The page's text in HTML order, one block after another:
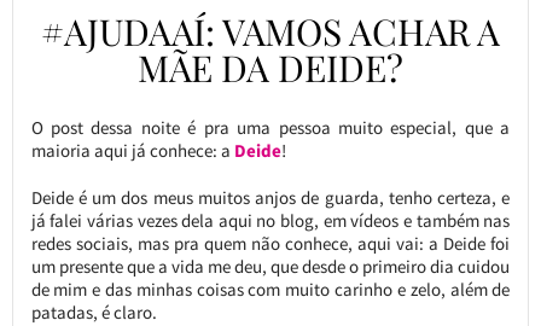
#AJUDAAÍ: VAMOS ACHAR A
MÃE DA DEIDE?
O post dessa noite é pra uma pessoa muito especial, que a
maioria aqui já conhece: a Deide!
Deide é um dos meus muitos anjos de guarda, tenho certeza, e
já falei várias vezes dela aqui no blog, em vídeos e também nas
redes sociais, mas pra quem não conhece, aqui vai: a Deide foi
um presente que a vida me deu, que desde o primeiro dia cuidou
de mim e das minhas coisas com muito carinho e zelo, além de
patadas, é claro.